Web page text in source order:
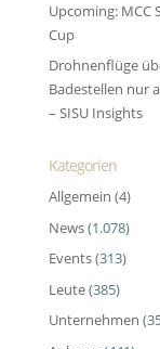
Upcoming: MCC
Cup
Drohnenflüge
Badestellen nur
– SISU Insights
Kategorien
Allgemein (4)
News(1.078)
Events(313)
Leute(385)
Unternehmen